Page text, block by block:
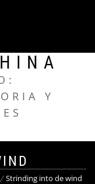
Y
Strinding into de wind